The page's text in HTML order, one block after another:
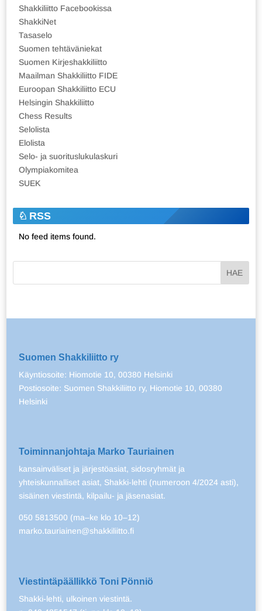
Shakkiliitto Facebookissa
ShakkiNet
Tasaselo
Suomen tehtäväniekat
Suomen Kirjeshakkiliitto
Maailman Shakkiliitto FIDE
Euroopan Shakkiliitto ECU
Helsingin Shakkiliitto
Chess Results
Selolista
Elolista
Selo- ja suorituslukulaskuri
Olympiakomitea
SUEK
RSS
No feed items found.
Suomen Shakkiliitto ry
Käyntiosoite: Hiomotie 10, 00380 Helsinki
Postiosoite: Suomen Shakkiliitto ry, Hiomotie 10, 00380
Helsinki
Toiminnanjohtaja Marko Tauriainen
kansainväliset ja järjestöasiat, sidosryhmät ja
yhteiskunnalliset asiat, Shakki-lehti (numeroon 4/2024 asti),
sisäinen viestintä, kilpailu- ja jäsenasiat.
050 5813500 (ma–ke klo 10–12)
marko.tauriainen@shakkiliitto.fi
Viestintäpäällikkö Toni Pönniö
Shakki-lehti, ulkoinen viestintä.